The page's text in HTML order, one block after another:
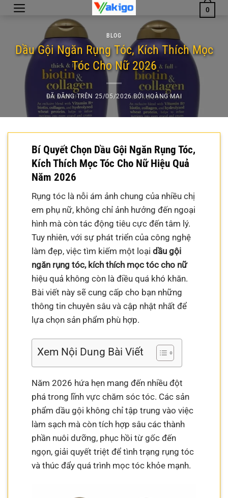
Chuyển
dung
0
BLOG
Dầu Gội Ngăn Rụng Tóc, Kích Thích Mọc
Tóc Cho Nữ 2026
ĐÃ ĐĂNG TRÊN 25/05/2026 BỞI HOÀNG MAI
Bí Quyết Chọn Dầu Gội Ngăn Rụng Tóc,
Kích Thích Mọc Tóc Cho Nữ Hiệu Quả
Năm 2026
Rụng tóc là nỗi ám ảnh chung của nhiều chị
em phụ nữ, không chỉ ảnh hưởng đến ngoại
hình mà còn tác động tiêu cực đến tâm lý.
Tuy nhiên, với sự phát triển của công nghệ
làm đẹp, việc tìm kiếm một loạidầu gội
ngăn rụng tóc, kích thích mọc tóc cho nữ
hiệu quả không còn là điều quá khó khăn.
Bài viết này sẽ cung cấp cho bạn những
thông tin chuyên sâu và cập nhật nhất để
lựa chọn sản phẩm phù hợp.
Xem Nội Dung Bài Viết
Năm 2026 hứa hẹn mang đến nhiều đột
phá trong lĩnh vực chăm sóc tóc. Các sản
phẩm dầu gội không chỉ tập trung vào việc
làm sạch mà còn tích hợp sâu các thành
phần nuôi dưỡng, phục hồi từ gốc đến
ngọn, giải quyết triệt để tình trạng rụng tóc
và thúc đẩy quá trình mọc tóc khỏe mạnh.